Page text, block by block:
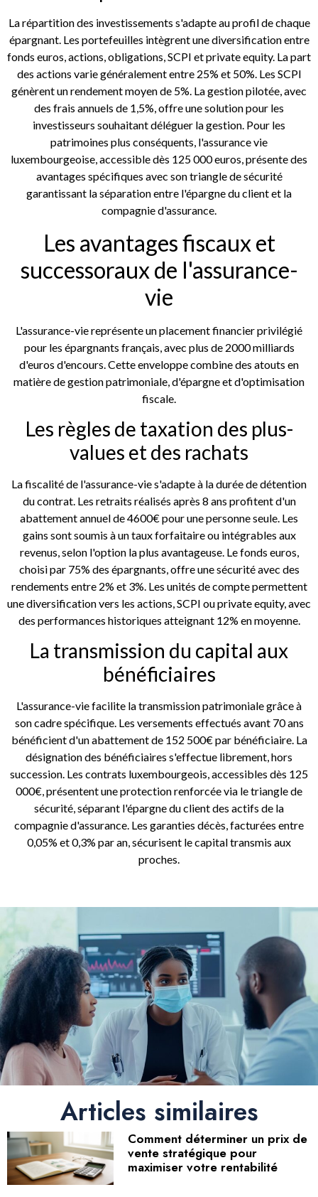
La répartition des investissements s'adapte au profil de chaque
épargnant. Les portefeuilles intègrent une diversification entre
fonds euros, actions, obligations, SCPI et private equity. La part
des actions varie généralement entre 25% et 50%. Les SCPI
génèrent un rendement moyen de 5%. La gestion pilotée, avec
des frais annuels de 1,5%, offre une solution pour les
investisseurs souhaitant déléguer la gestion. Pour les
patrimoines plus conséquents, l'assurance vie
luxembourgeoise, accessible dès 125 000 euros, présente des
avantages spécifiques avec son triangle de sécurité
garantissant la séparation entre l'épargne du client et la
compagnie d'assurance.
Les avantages fiscaux et
successoraux de l'assurance-
vie
L'assurance-vie représente un placement financier privilégié
pour les épargnants français, avec plus de 2000 milliards
d'euros d'encours. Cette enveloppe combine des atouts en
matière de gestion patrimoniale, d'épargne et d'optimisation
fiscale.
Les règles de taxation des plus-
values et des rachats
La fiscalité de l'assurance-vie s'adapte à la durée de détention
du contrat. Les retraits réalisés après 8 ans profitent d'un
abattement annuel de 4600€ pour une personne seule. Les
gains sont soumis à un taux forfaitaire ou intégrables aux
revenus, selon l'option la plus avantageuse. Le fonds euros,
choisi par 75% des épargnants, offre une sécurité avec des
rendements entre 2% et 3%. Les unités de compte permettent
une diversification vers les actions, SCPI ou private equity, avec
des performances historiques atteignant 12% en moyenne.
La transmission du capital aux
bénéficiaires
L'assurance-vie facilite la transmission patrimoniale grâce à
son cadre spécifique. Les versements effectués avant 70 ans
bénéficient d'un abattement de 152 500€ par bénéficiaire. La
désignation des bénéficiaires s'effectue librement, hors
succession. Les contrats luxembourgeois, accessibles dès 125
000€, présentent une protection renforcée via le triangle de
sécurité, séparant l'épargne du client des actifs de la
compagnie d'assurance. Les garanties décès, facturées entre
0,05% et 0,3% par an, sécurisent le capital transmis aux
proches.
Articles similaires
Comment déterminer un prix de
vente stratégique pour
maximiser votre rentabilité